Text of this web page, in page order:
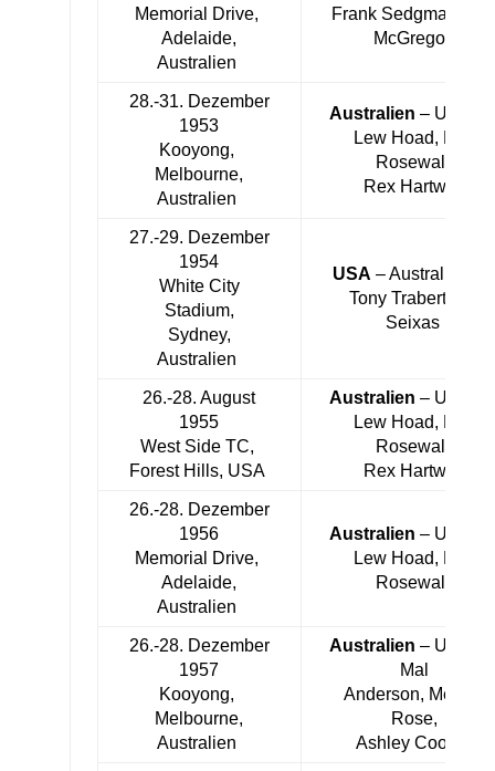
Memorial Drive,
Adelaide,
Australien
Frank Sedgman,
McGregor
28.-31. Dezember
1953
Kooyong,
Melbourne,
Australien
Australien – USA
Lew Hoad, Ken
Rosewall,
Rex Hartwig
27.-29. Dezember
1954
White City
Stadium,
Sydney,
Australien
USA – Australien
Tony Trabert, Vic
Seixas
26.-28. August
1955
West Side TC,
Forest Hills, USA
Australien – USA
Lew Hoad, Ken
Rosewall,
Rex Hartwig
26.-28. Dezember
1956
Memorial Drive,
Adelaide,
Australien
Australien – USA
Lew Hoad, Ken
Rosewall
26.-28. Dezember
1957
Kooyong,
Melbourne,
Australien
Australien – USA
Mal
Anderson, Mervyn
Rose,
Ashley Cooper